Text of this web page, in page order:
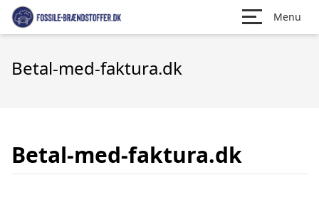
Menu
Betal-med-faktura.dk
Betal-med-faktura.dk